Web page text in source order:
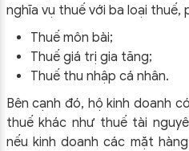
nghĩa vụ thuế với ba loại thuế,
Thuế môn bài;
Thuế giá trị gia tăng;
Thuế thu nhập cá nhân.
Bên cạnh đó, hộ kinh doanh
thuế khác như thuế tài
nếu kinh doanh các mặt